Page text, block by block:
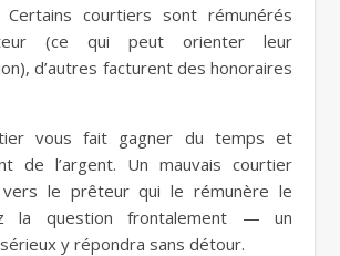
Certains courtiers sont rémunérés
(ce qui peut orienter leur
d’autres facturent des honoraires
vous fait gagner du temps et
de l’argent. Un mauvais courtier
le prêteur qui le rémunère le
la question frontalement — un
y répondra sans détour.